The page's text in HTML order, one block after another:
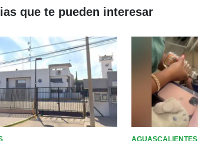
que te pueden interesar